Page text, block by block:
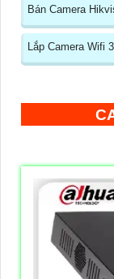
Bán Camera
Lắp Camera Wifi